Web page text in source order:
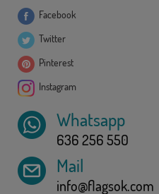
Facebook
Twitter
Pinterest
Instagram
Whatsapp
636 256 550
Mail
info@flagsok.com